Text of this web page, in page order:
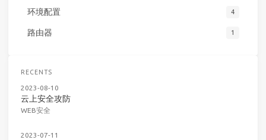
环境配置 4
路由器 1
RECENTS
2023-08-10
云上安全攻防
WEB安全
2023-07-11